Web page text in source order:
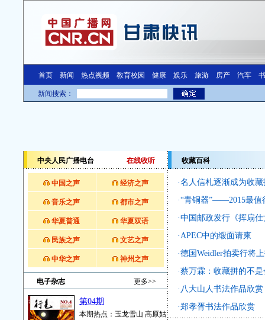
中央人民广播电台 在线收听
中国之声 经济之声
音乐之声 都市之声
华夏普通 华夏双语
民族之声 文艺之声
中华之声 神州之声
电子杂志 更多>>
第04期
本期热点：玉龙雪山 高原姑
收藏百科
·名人信札逐渐成为收
·“青铜器”——2015最值
·中国邮政发行《挥扇
·APEC中的缎面请柬
·德国Weidler拍卖行将
·蔡万霖：收藏拼的不
· 八大山人书法作品欣赏
·郑孝胥书法作品欣赏